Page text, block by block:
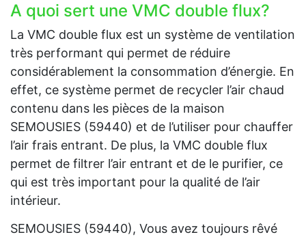
A quoi sert une VMC double flux?
La VMC double flux est un système de ventilation
très performant qui permet de réduire
considérablement la consommation d’énergie. En
effet, ce système permet de recycler l’air chaud
contenu dans les pièces de la maison
SEMOUSIES (59440) et de l’utiliser pour chauffer
l’air frais entrant. De plus, la VMC double flux
permet de filtrer l’air entrant et de le purifier, ce
qui est très important pour la qualité de l’air
intérieur.
SEMOUSIES (59440), Vous avez toujours rêvé